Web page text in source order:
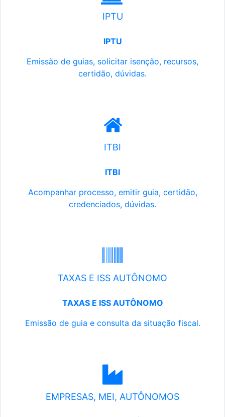
IPTU
IPTU
Emissão de guias, solicitar isenção, recursos,
certidão, dúvidas.
ITBI
ITBI
Acompanhar processo, emitir guia, certidão,
credenciados, dúvidas.
TAXAS E ISS AUTÔNOMO
TAXAS E ISS AUTÔNOMO
Emissão de guia e consulta da situação fiscal.
EMPRESAS, MEI, AUTÔNOMOS